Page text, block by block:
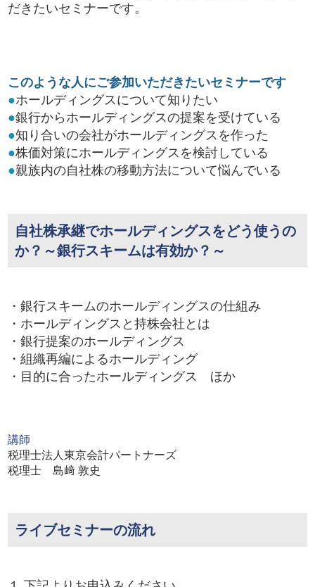
だきたいセミナーです。
このような人にご参加いただきたいセミナーです
●ホールディングスについて知りたい
●銀行からホールディングスの提案を受けている
●知り合いの会社がホールディングスを作った
●株価対策にホールディングスを検討している
●親族内の自社株の移動方法について悩んでいる
自社株承継でホールディングスをどう使うの
か？～銀行スキームは有効か？～
・銀行スキームのホールディングスの仕組み
・ホールディングスと持株会社とは
・銀行提案のホールディングス
・組織再編によるホールディング
・目的に合ったホールディングス ほか
講師
税理士法人東京会計パートナーズ
税理士 島﨑 敦史
ライブセミナーの流れ